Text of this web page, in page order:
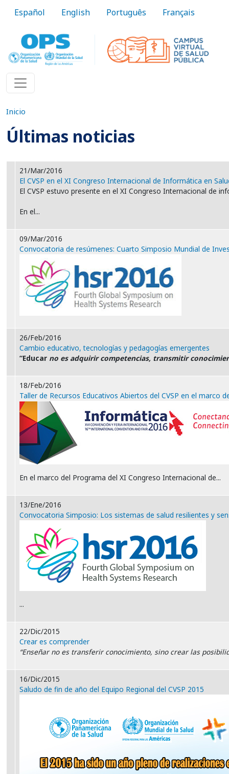
Español English Português Français
Inicio
Últimas noticias
21/Mar/2016
El CVSP en el XI Congreso Internacional de Informática en
El CVSP estuvo presente en el XI Congreso Internacional de
En el...
09/Mar/2016
Convocatoria de resúmenes: Cuarto Simposio Mundial de
26/Feb/2016
Cambio educativo, tecnologías y pedagogías emergentes
“Educar no es adquirir competencias, transmitir
18/Feb/2016
Taller de Recursos Educativos Abiertos del CVSP en el
En el marco del Programa del XI Congreso Internacional de...
13/Ene/2016
Convocatoria Simposio: Los sistemas de salud resilientes y
...
22/Dic/2015
Crear es comprender
“Enseñar no es transferir conocimiento, sino crear las
16/Dic/2015
Saludo de fin de año del Equipo Regional del CVSP 2015